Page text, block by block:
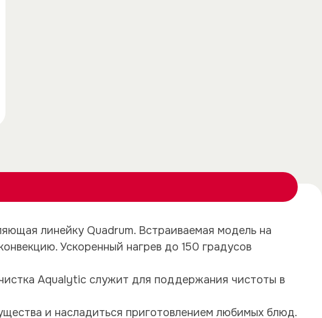
линейку Quadrum. Встраиваемая модель на
Ускоренный нагрев до 150 градусов
Aqualytic служит для поддержания чистоты в
и насладиться приготовлением любимых блюд.